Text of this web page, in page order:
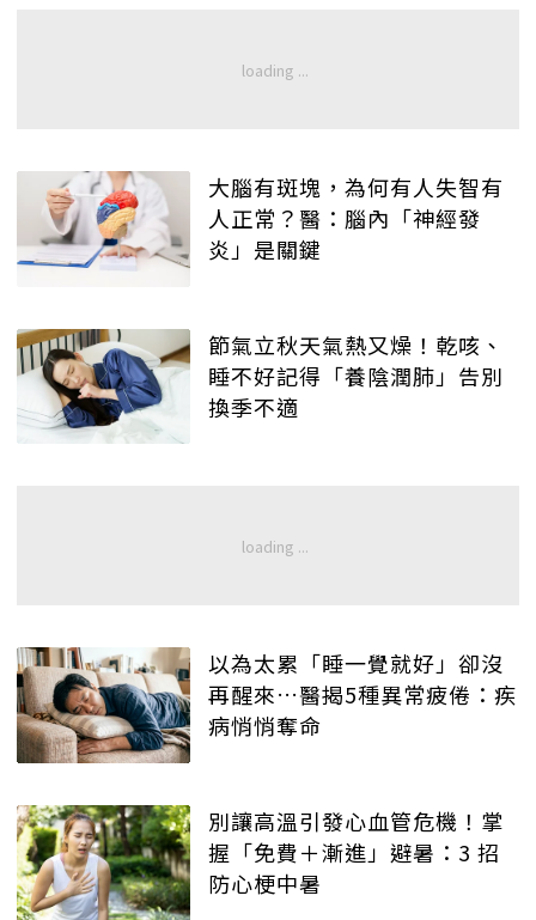
大腦有斑塊，為何有人失智有
人正常？醫：腦內「神經發
炎」是關鍵
節氣立秋天氣熱又燥！乾咳、
睡不好記得「養陰潤肺」告別
換季不適
以為太累「睡一覺就好」卻沒
再醒來…醫揭5種異常疲倦：疾
病悄悄奪命
別讓高溫引發心血管危機！掌
握「免費＋漸進」避暑：3 招
防心梗中暑